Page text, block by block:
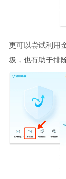
更可以尝试利用
圾，也有助于排